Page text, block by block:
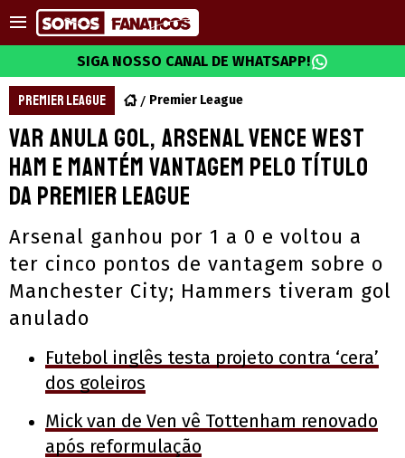
SIGA NOSSO CANAL DE WHATSAPP!
PREMIER LEAGUE Premier League
VAR anula gol, Arsenal vence West
Ham e mantém vantagem pelo título
da Premier League
Arsenal ganhou por 1 a 0 e voltou a
ter cinco pontos de vantagem sobre o
Manchester City; Hammers tiveram gol
anulado
Futebol inglês testa projeto contra ‘cera’
dos goleiros
Mick van de Ven vê Tottenham renovado
após reformulação